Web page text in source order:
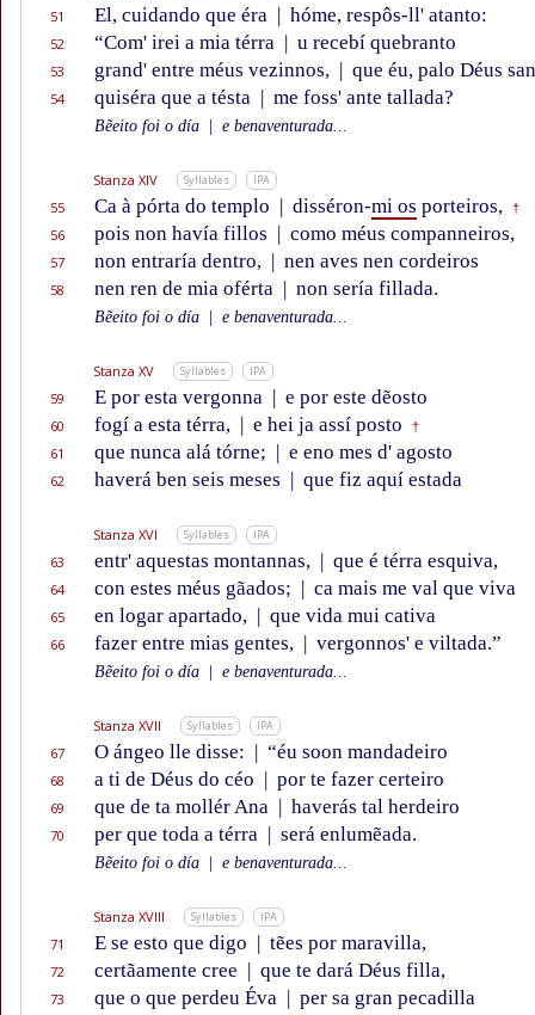
51 El, cuidando que éra | hóme, respôs-ll' atanto:
52 “Com' irei a mia térra | u recebí quebranto
53 grand' entre méus vezinnos, | que éu, palo Déus
54 quiséra que a tésta | me foss' ante tallada?
Bẽeito foi o día e benaventurada...
Stanza XIV Syllables IPA
55 Ca à pórta do templo | disséron-mi os porteiros, †
56 pois non havía fillos | como méus companneiros,
57 non entraría dentro, | nen aves nen cordeiros
58 nen ren de mia oférta | non sería fillada.
Bẽeito foi o día e benaventurada...
Stanza XV Syllables IPA
59 E por esta vergonna | e por este dẽosto
60 fogí a esta térra, | e hei ja assí posto †
61 que nunca alá tórne; | e eno mes d' agosto
62 haverá ben seis meses | que fiz aquí estada
Stanza XVI Syllables IPA
63 entr' aquestas montannas, | que é térra esquiva,
64 con estes méus gãados; | ca mais me val que viva
65 en logar apartado, | que vida mui cativa
66 fazer entre mias gentes, | vergonnos' e viltada.”
Bẽeito foi o día e benaventurada...
Stanza XVII Syllables IPA
67 O ángeo lle disse: | “éu soon mandadeiro
68 a ti de Déus do céo | por te fazer certeiro
69 que de ta mollér Ana | haverás tal herdeiro
70 per que toda a térra | será enlumẽada.
Bẽeito foi o día e benaventurada...
Stanza XVIII Syllables IPA
71 E se esto que digo | tẽes por maravilla,
72 certãamente cree | que te dará Déus filla,
73 que o que perdeu Éva | per sa gran pecadilla